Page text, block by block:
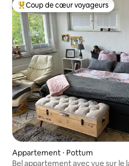
Coups de cœur voyageurs les
Coup de cœur voyageurs
Appartement ⋅ Pottum
Bel appartement avec vue sur le